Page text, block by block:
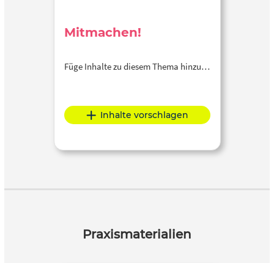
Mitmachen!
Füge Inhalte zu diesem Thema hinzu…
Inhalte vorschlagen
Praxismaterialien